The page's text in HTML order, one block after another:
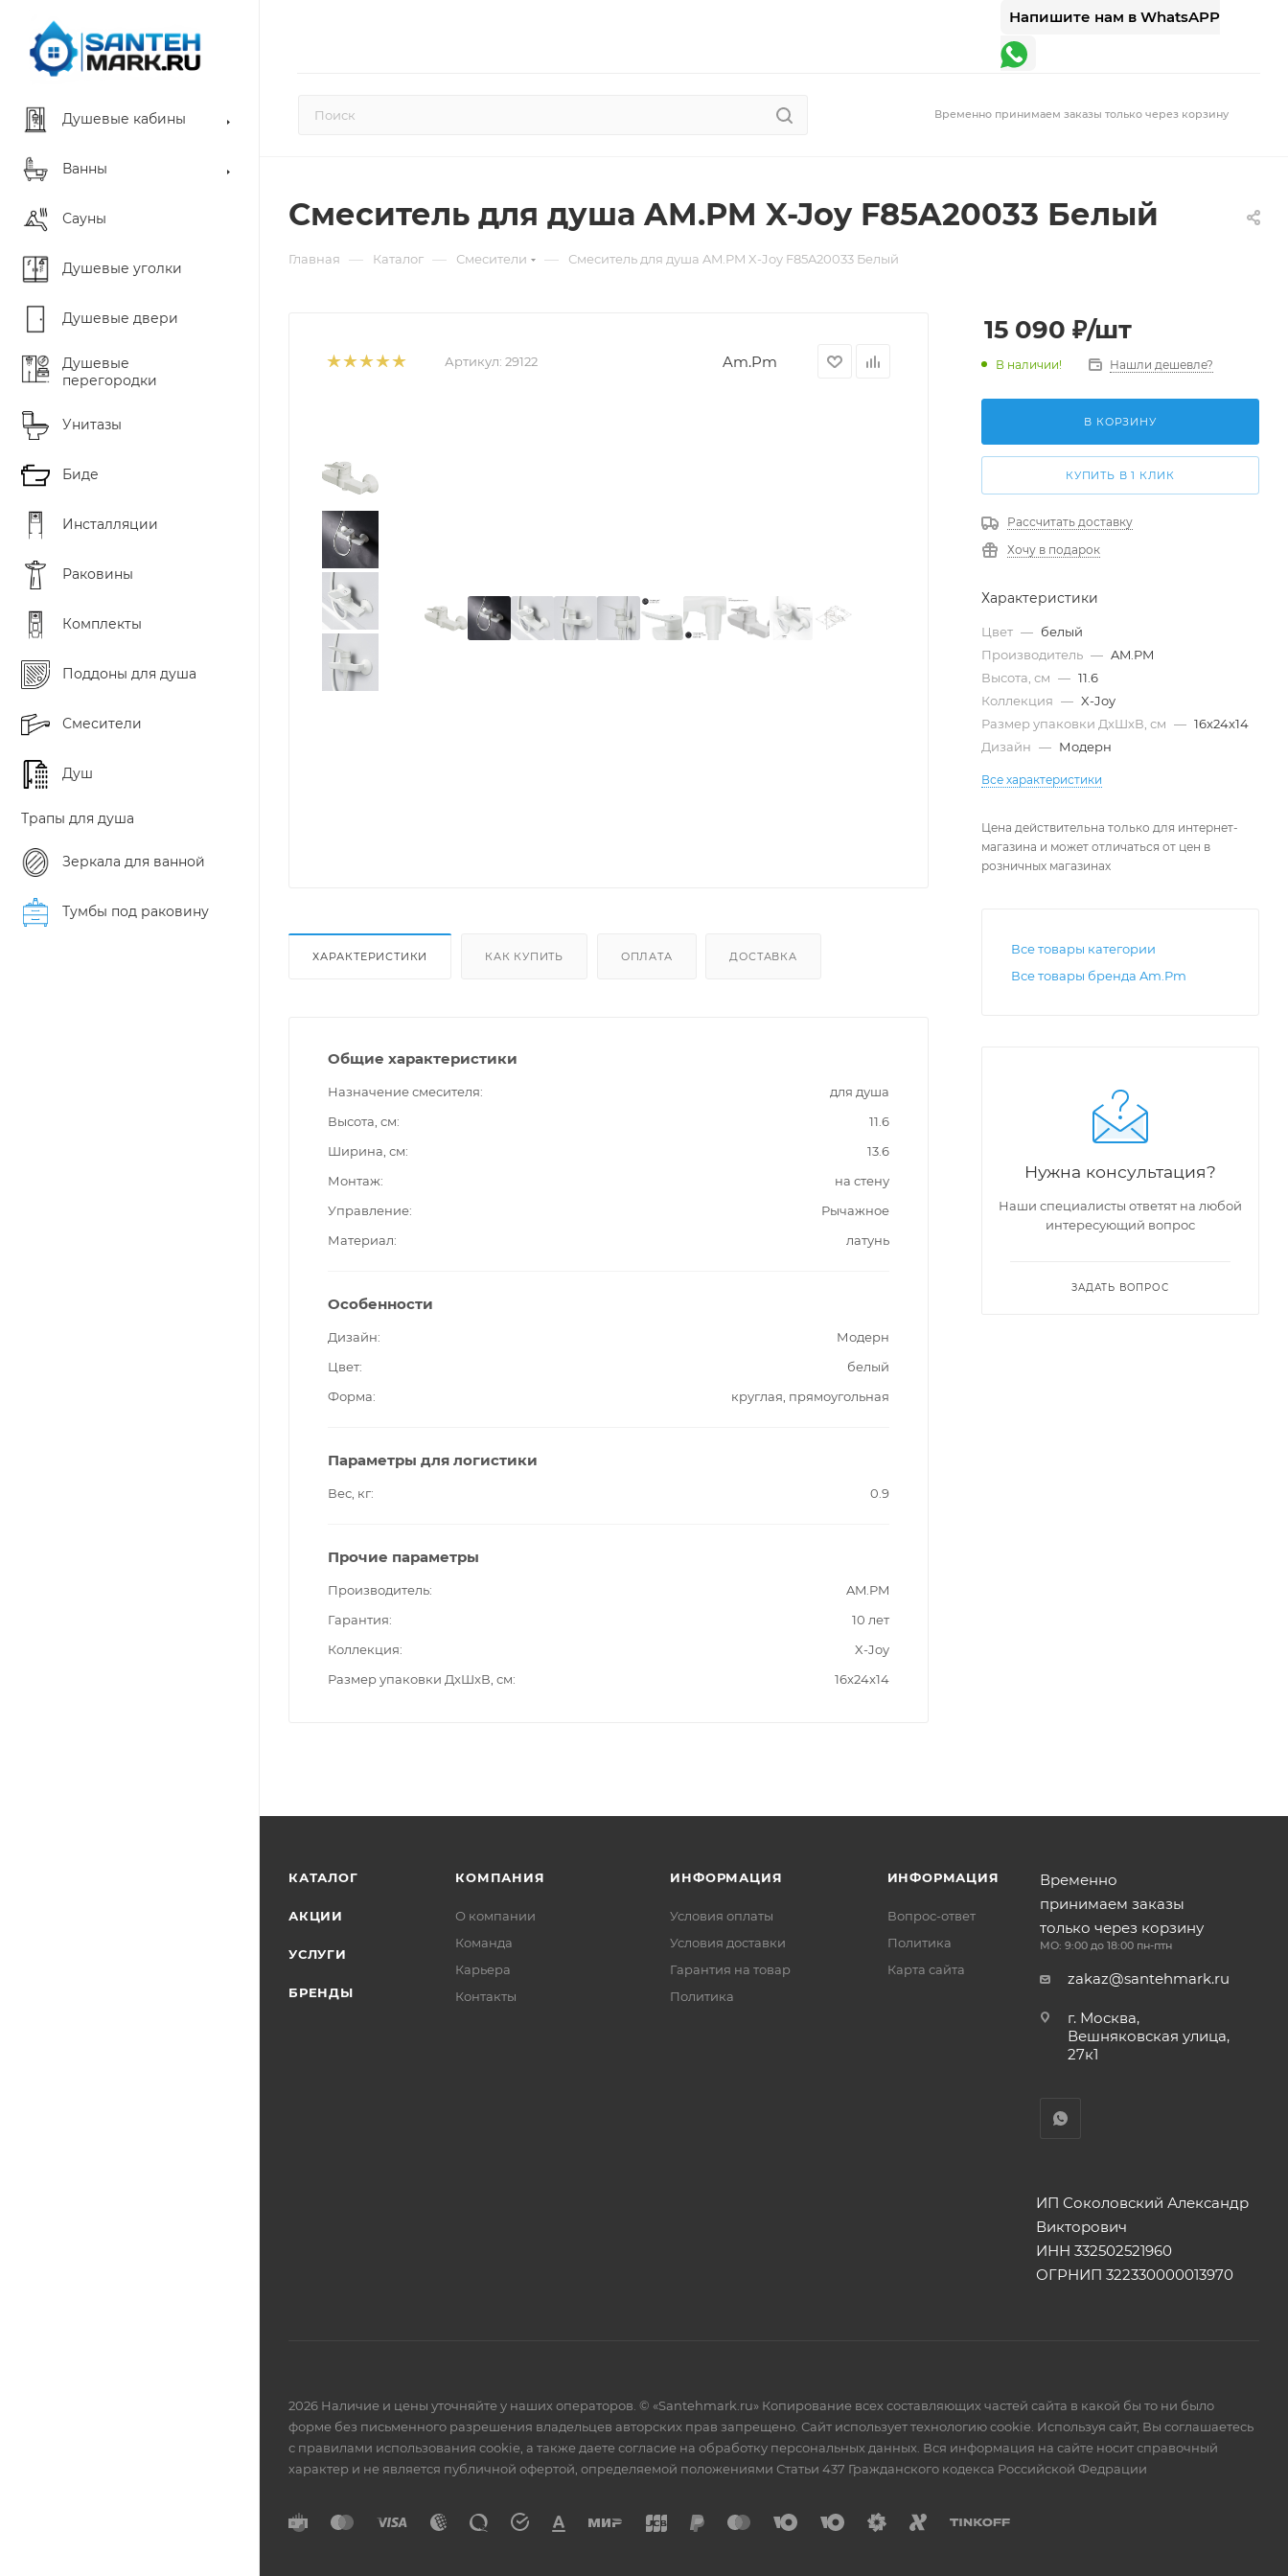
Напишите нам в WhatsAPP
Временно принимаем заказы только через корзину
Душевые кабины
Ванны
Сауны
Душевые уголки
Душевые двери
Душевые
перегородки
Унитазы
Биде
Инсталляции
Раковины
Комплекты
Поддоны для душа
Смесители
Душ
Трапы для душа
Зеркала для ванной
Тумбы под раковину
Смеситель для душа AM.PM X-Joy F85A20033 Белый
Главная — Каталог — Смесители — Смеситель для душа AM.PM X-Joy F85A20033 Белый
Артикул: 29122 Am.Pm
ХАРАКТЕРИСТИКИ КАК КУПИТЬ ОПЛАТА ДОСТАВКА
Общие характеристики
Назначение смесителя
для душа
Высота, см
11.6
Ширина, см
13.6
Монтаж
на стену
Управление
Рычажное
Материал
латунь
Особенности
Дизайн
Модерн
Цвет
белый
Форма
круглая, прямоугольная
Параметры для логистики
Вес, кг 0.9
Прочие параметры
Производитель
AM.PM
Гарантия
10 лет
Коллекция
X-Joy
Размер упаковки ДxШxВ, см
16x24x14
15 090 ₽/шт
В наличии! Нашли дешевле?
В КОРЗИНУ
КУПИТЬ В 1 КЛИК
Рассчитать доставку
Хочу в подарок
Характеристики
Цвет — белый
Производитель — AM.PM
Высота, см — 11.6
Коллекция — X-Joy
Размер упаковки ДxШxВ, см — 16x24x14
Дизайн — Модерн
Все характеристики
Цена действительна только для интернет-
магазина и может отличаться от цен в
розничных магазинах
Все товары категории
Все товары бренда Am.Pm
Нужна консультация?
Наши специалисты ответят на любой
интересующий вопрос
ЗАДАТЬ ВОПРОС
КАТАЛОГ
АКЦИИ
УСЛУГИ
БРЕНДЫ
КОМПАНИЯ
О компании
Команда
Карьера
Контакты
ИНФОРМАЦИЯ
Условия оплаты
Условия доставки
Гарантия на товар
Политика
ИНФОРМАЦИЯ
Вопрос-ответ
Политика
Карта сайта
Временно
принимаем заказы
только через корзину
МО: 9:00 до 18:00 пн-птн
zakaz@santehmark.ru
г. Москва,
Вешняковская улица,
27к1
ИП Соколовский Александр
Викторович
ИНН 332502521960
ОГРНИП 322330000013970
2026 Наличие и цены уточняйте у наших операторов. © «Santehmark.ru» Копирование всех составляющих частей сайта в какой бы то ни было
форме без письменного разрешения владельцев авторских прав запрещено. Сайт использует технологию cookie. Используя сайт, Вы соглашаетесь
с правилами использования cookie, а также даете согласие на обработку персональных данных. Вся информация на сайте носит справочный
характер и не является публичной офертой, определяемой положениями Статьи 437 Гражданского кодекса Российской Федрации